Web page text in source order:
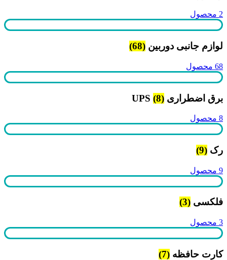
2 محصول
لوازم جانبی دوربین (68)
68 محصول
برق اضطراری UPS (8)
8 محصول
رک (9)
9 محصول
فلکسی (3)
3 محصول
کارت حافظه (7)